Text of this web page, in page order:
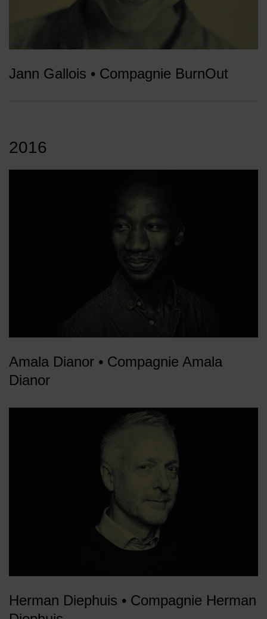
Jann Gallois • Compagnie BurnOut
2016
Amala Dianor • Compagnie Amala
Dianor
Herman Diephuis • Compagnie Herman